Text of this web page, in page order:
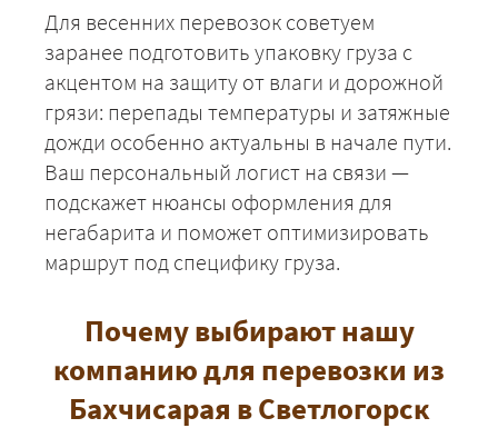
Для весенних перевозок советуем
заранее подготовить упаковку груза с
акцентом на защиту от влаги и дорожной
грязи: перепады температуры и затяжные
дожди особенно актуальны в начале пути.
Ваш персональный логист на связи —
подскажет нюансы оформления для
негабарита и поможет оптимизировать
маршрут под специфику груза.
Почему выбирают нашу
компанию для перевозки из
Бахчисарая в Светлогорск